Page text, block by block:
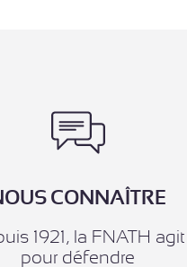
CONNAÎTRE
1921, la FNATH agit
pour défendre